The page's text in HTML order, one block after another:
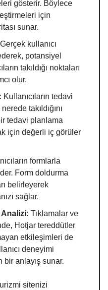
gösterir. Böylece
için
sunar.
Gerçek kullanıcı
potansiyel
takıldığı noktaları
olur.
Kullanıcıların tedavi
takıldığını
tedavi planlama
için değerli iç görüler
formlarla
Form doldurma
belirleyerek
sağlar.
Analizi: Tıklamalar ve
Hotjar tereddütler
etkileşimleri de
deneyimi
bir anlayış sunar.
sitenizi